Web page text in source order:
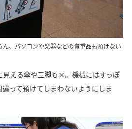
、パソコンや楽器などの貴重品も預けない
見える傘や三脚も×。機械にはすっぽ
って預けてしまわないようにしま